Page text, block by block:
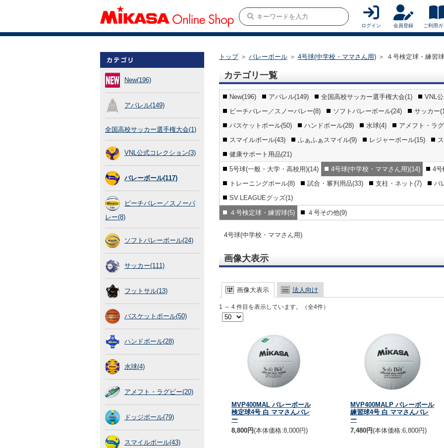
ログイン 会員登録 ご利用
New(196)
アパレル(149)
全国高校サッカー選手権大会(1)
VNL公式コレクション(3)
バレーボール(117)
ビーチバレー／スノーバ
レー(8)
ソフトバレーボール(24)
サッカー(111)
フットサル(13)
バスケットボール(50)
ハンドボール(28)
水球(4)
アメフト・ラグビー(20)
ドッジボール(79)
スマイルボール(43)
トップ ＞ バレーボール ＞ 4号球(中学校・ママさん用) ＞ ４号検定球・練習球
カテゴリ一覧
New(196) アパレル(149) 全国高校サッカー選手権大会(1)
VNL
ビーチバレー／スノーバレー(8)
ソフトバレーボール(24)
サッカー
バスケットボール(50)
ハンドボール(28) 水球(4)
アメフト・ラ
スマイルボール(43)
ふぁふぁスマイル(9) レジャーボール(15)
健康サポート用品(21)
5号球(一般・大学・高校用)(14) 4号球(中学校・ママさん用)(14)
4号
トレーニングボール(8)
試合・審判用品(33) 支柱・ネット(7)
バ
SV.LEAGUEグッズ(1)
４号検定球・練習球(5) ４号その他(9)
4号球(中学校・ママさん用)
画像大表示
画像大表示 法人向け
1 ～ 4 件目を表示しています。（全4件）
MVP400MAL バレーボール
検定球4号 白 ママさんバレ
ー
8,800円(本体価格:8,000円)
MVP400MALP バレーボール
練習球4号 白 ママさんバレ
ー
7,480円(本体価格:6,800円)